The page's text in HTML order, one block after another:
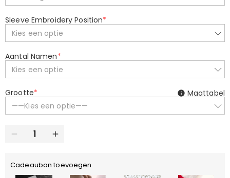
Sleeve Embroidery Position*
Kies een optie
Aantal Namen*
Kies een optie
Grootte*
——Kies een optie——
Maattabel
Cadeaubon toevoegen